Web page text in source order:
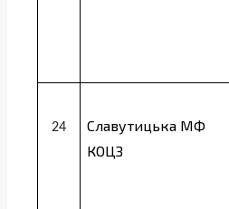
24
Славутицька МФ
КОЦЗ